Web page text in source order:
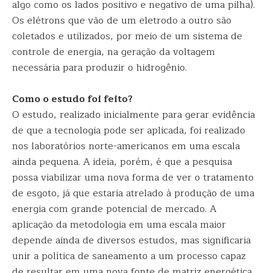
algo como os lados positivo e negativo de uma pilha).
Os elétrons que vão de um eletrodo a outro são
coletados e utilizados, por meio de um sistema de
controle de energia, na geração da voltagem
necessária para produzir o hidrogênio.
Como o estudo foi feito?
O estudo, realizado inicialmente para gerar evidência
de que a tecnologia pode ser aplicada, foi realizado
nos laboratórios norte-americanos em uma escala
ainda pequena. A ideia, porém, é que a pesquisa
possa viabilizar uma nova forma de ver o tratamento
de esgoto, já que estaria atrelado à produção de uma
energia com grande potencial de mercado. A
aplicação da metodologia em uma escala maior
depende ainda de diversos estudos, mas significaria
unir a política de saneamento a um processo capaz